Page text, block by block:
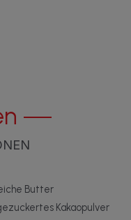
Butter
Kakaopulver